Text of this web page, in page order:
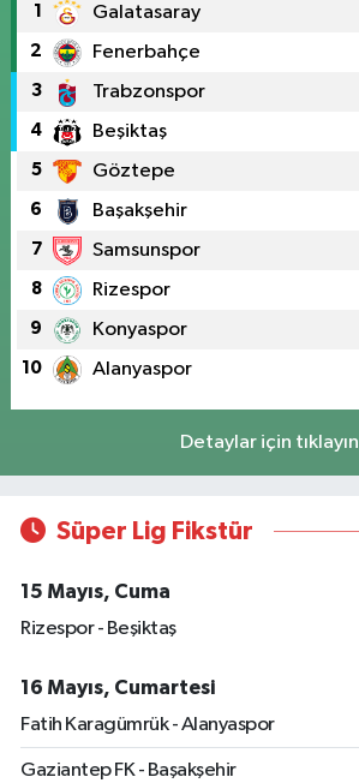
1 Galatasaray
2 Fenerbahçe
3 Trabzonspor
4 Beşiktaş
5 Göztepe
6 Başakşehir
7 Samsunspor
8 Rizespor
9 Konyaspor
10 Alanyaspor
Detaylar için tıklayın
Süper Lig Fikstür
15 Mayıs, Cuma
Rizespor - Beşiktaş
16 Mayıs, Cumartesi
Fatih Karagümrük - Alanyaspor
Gaziantep FK - Başakşehir